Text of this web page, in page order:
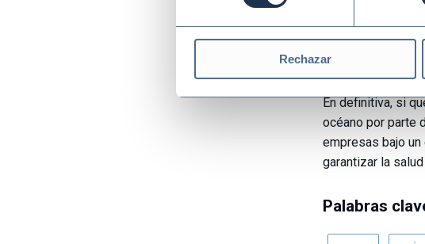
Rechazar
vivos que
los océanos de
calentamiento
En definitiva, si
océano por parte
empresas bajo
garantizar la
Palabras